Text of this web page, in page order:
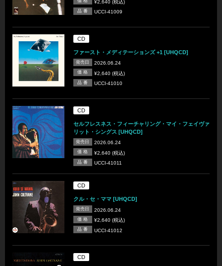
¥2,640 (税込)
品 番 UCCI-41009
CD
ファースト・メディテーションズ +1 [UHQCD]
発売日 2026.06.24
価 格 ¥2,640 (税込)
品 番 UCCI-41010
CD
セルフレスネス・フィーチャリング・マイ・フェイヴァ
リット・シングス [UHQCD]
発売日 2026.06.24
価 格 ¥2,640 (税込)
品 番 UCCI-41011
CD
クル・セ・ママ [UHQCD]
発売日 2026.06.24
価 格 ¥2,640 (税込)
品 番 UCCI-41012
CD